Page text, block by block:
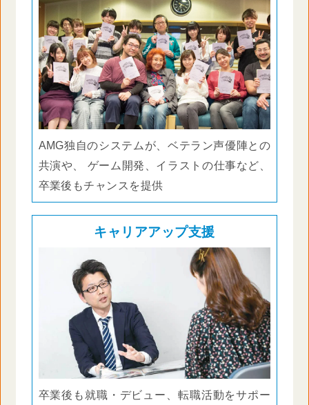
AMG独自のシステムが、ベテラン声優陣との
共演や、 ゲーム開発、イラストの仕事など、
卒業後もチャンスを提供
キャリアアップ支援
卒業後も就職・デビュー、転職活動をサポー